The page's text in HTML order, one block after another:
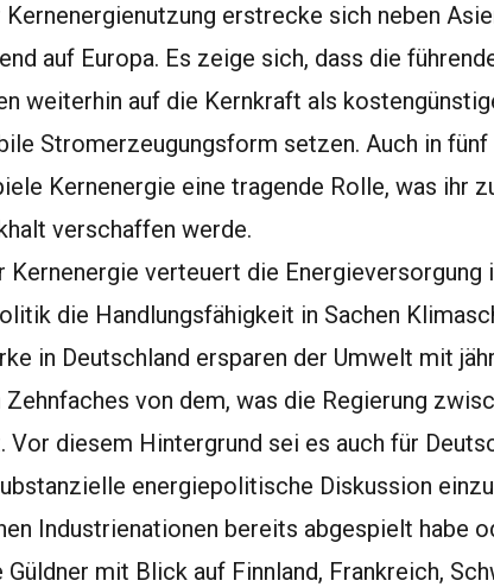
erstrecke sich neben
auf Europa. Es zeige sich, dass die
weiterhin auf die Kernkraft als
Stromerzeugungsform setzen. Auch in fünf
Kernenergie eine tragende Rolle, was ihr
verschaffen werde.
Kernenergie verteuert die Energieversorgung
die Handlungsfähigkeit in Sachen
in Deutschland ersparen der Umwelt mit
Zehnfaches von dem, was die Regierung
Vor diesem Hintergrund sei es auch für
energiepolitische Diskussion
Industrienationen bereits abgespielt habe
mit Blick auf Finnland, Frankreich,